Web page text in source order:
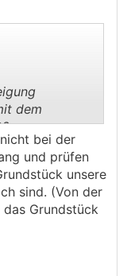
steilere Teil
kratzen,
dem
bei der
und prüfen
unsere
sind. (Von der
Grundstück